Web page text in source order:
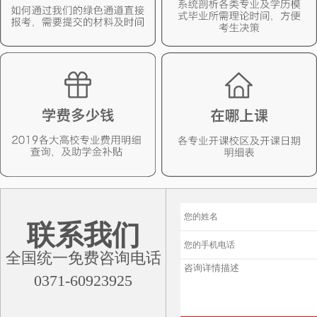
联系我们
全国统一免费咨询电话
0371-60923925